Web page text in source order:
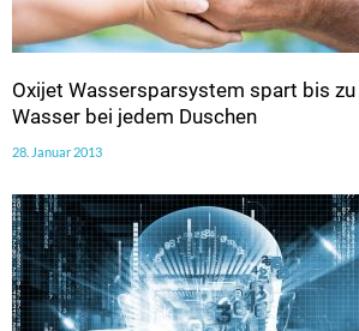
Oxijet Wassersparsystem spart bis
Wasser bei jedem Duschen
28. Januar 2013